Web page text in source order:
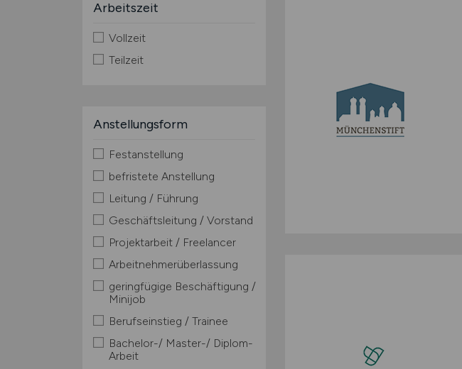
Arbeitszeit
Vollzeit
Teilzeit
Anstellungsform
Festanstellung
befristete Anstellung
Leitung / Führung
Geschäftsleitung / Vorstand
Projektarbeit / Freelancer
Arbeitnehmerüberlassung
geringfügige Beschäftigung /
Minijob
Berufseinstieg / Trainee
Bachelor-/ Master-/ Diplom-
Arbeit